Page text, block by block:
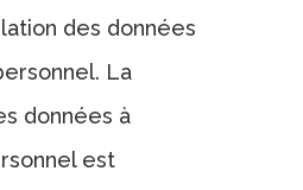
des données
La
données à
est